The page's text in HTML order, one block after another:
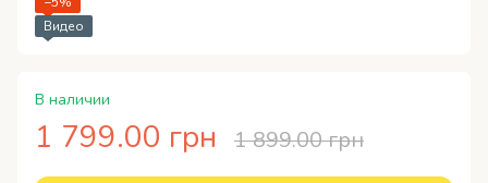
Видео
В наличии
1 799.00 грн 1 899.00 грн